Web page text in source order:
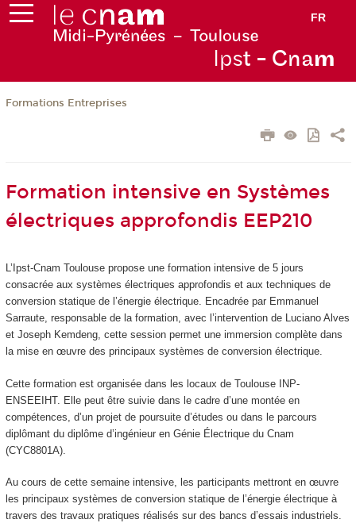
FR
Ipst - Cnam
Formations Entreprises
Formation intensive en Systèmes
électriques approfondis EEP210
L’Ipst-Cnam Toulouse propose une formation intensive de 5 jours
consacrée aux systèmes électriques approfondis et aux techniques de
conversion statique de l’énergie électrique. Encadrée par Emmanuel
Sarraute, responsable de la formation, avec l’intervention de Luciano Alves
et Joseph Kemdeng, cette session permet une immersion complète dans
la mise en œuvre des principaux systèmes de conversion électrique.
Cette formation est organisée dans les locaux de Toulouse INP-
ENSEEIHT. Elle peut être suivie dans le cadre d’une montée en
compétences, d’un projet de poursuite d’études ou dans le parcours
diplômant du diplôme d’ingénieur en Génie Électrique du Cnam
(CYC8801A).
Au cours de cette semaine intensive, les participants mettront en œuvre
les principaux systèmes de conversion statique de l’énergie électrique à
travers des travaux pratiques réalisés sur des bancs d’essais industriels.